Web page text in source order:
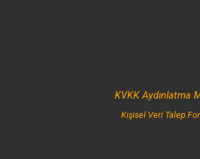
KVKK Aydınlatma
Kişisel Veri Talep